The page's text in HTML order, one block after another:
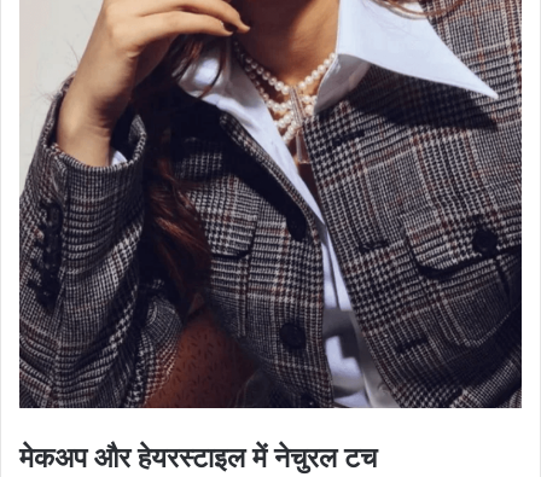
मेकअप और हेयरस्टाइल में नेचुरल टच